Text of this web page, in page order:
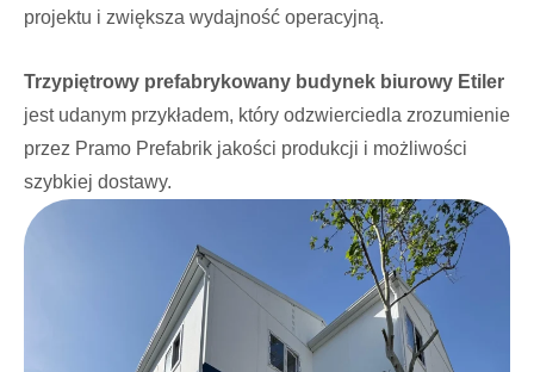
projektu i zwiększa wydajność operacyjną.
Trzypiętrowy prefabrykowany budynek biurowy Etiler
jest udanym przykładem, który odzwierciedla zrozumienie
przez Pramo Prefabrik jakości produkcji i możliwości
szybkiej dostawy.